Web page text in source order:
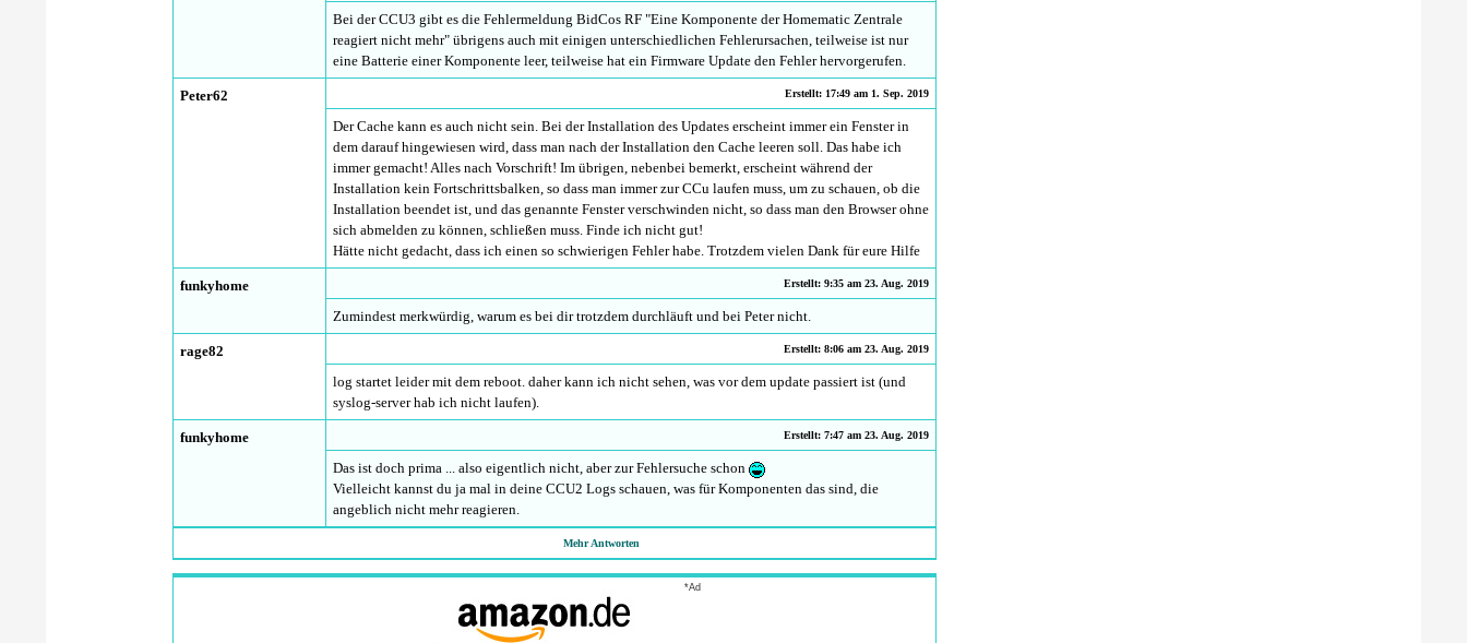
Bei der CCU3 gibt es die Fehlermeldung BidCos RF "Eine Komponente der Homematic Zentrale
reagiert nicht mehr" übrigens auch mit einigen unterschiedlichen Fehlerursachen, teilweise ist nur
eine Batterie einer Komponente leer, teilweise hat ein Firmware Update den Fehler hervorgerufen.
Peter62 Erstellt: 17:49 am 1. Sep. 2019
Der Cache kann es auch nicht sein. Bei der Installation des Updates erscheint immer ein Fenster in
dem darauf hingewiesen wird, dass man nach der Installation den Cache leeren soll. Das habe ich
immer gemacht! Alles nach Vorschrift! Im übrigen, nebenbei bemerkt, erscheint während der
Installation kein Fortschrittsbalken, so dass man immer zur CCu laufen muss, um zu schauen, ob die
Installation beendet ist, und das genannte Fenster verschwinden nicht, so dass man den Browser ohne
sich abmelden zu können, schließen muss. Finde ich nicht gut!
Hätte nicht gedacht, dass ich einen so schwierigen Fehler habe. Trotzdem vielen Dank für eure Hilfe
funkyhome Erstellt: 9:35 am 23. Aug. 2019
Zumindest merkwürdig, warum es bei dir trotzdem durchläuft und bei Peter nicht.
rage82 Erstellt: 8:06 am 23. Aug. 2019
log startet leider mit dem reboot. daher kann ich nicht sehen, was vor dem update passiert ist (und
syslog-server hab ich nicht laufen).
funkyhome Erstellt: 7:47 am 23. Aug. 2019
Das ist doch prima ... also eigentlich nicht, aber zur Fehlersuche schon
Vielleicht kannst du ja mal in deine CCU2 Logs schauen, was für Komponenten das sind, die
angeblich nicht mehr reagieren.
Mehr Antworten
rage82 Erstellt: 7:38 am 23. Aug. 2019
ich habe gestern endlich mal auf 2.47.15 geupdatet (kam von 2.35).
*Ad